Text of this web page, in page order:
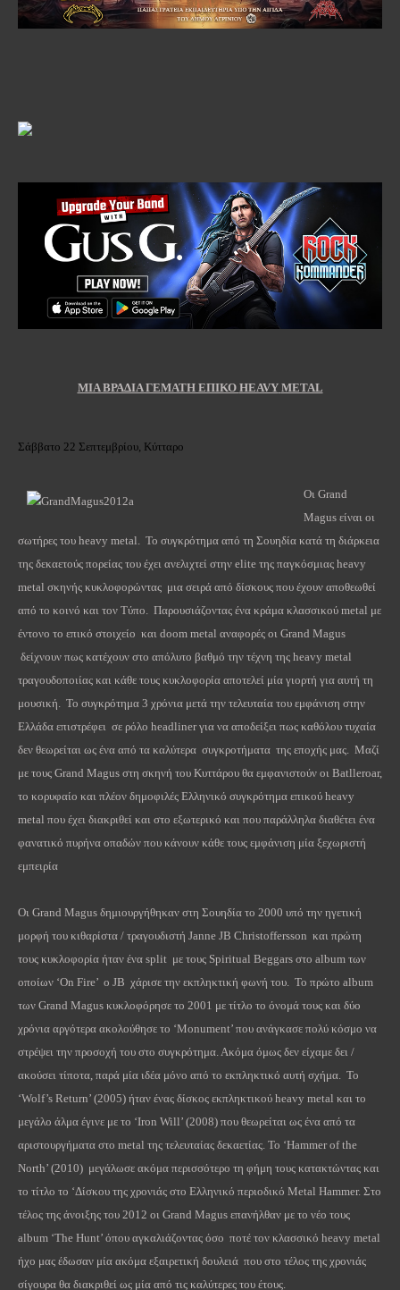
ΜΙΑ ΒΡΑΔΙΑ ΓΕΜΑΤΗ ΕΠΙΚΟ HEAVY METAL
Σάββατο 22 Σεπτεμβρίου, Κύτταρο
Οι Grand
Magus είναι οι
σωτήρες του heavy metal. Το συγκρότημα από τη Σουηδία κατά τη διάρκεια
της δεκαετούς πορείας του έχει ανελιχτεί στην elite της παγκόσμιας heavy
metal σκηνής κυκλοφορώντας μια σειρά από δίσκους που έχουν αποθεωθεί
από το κοινό και τον Τύπο. Παρουσιάζοντας ένα κράμα κλασσικού metal με
έντονο το επικό στοιχείo και doom metal αναφορές οι Grand Magus
δείχνουν πως κατέχουν στο απόλυτο βαθμό την τέχνη της heavy metal
τραγουδοποιίας και κάθε τους κυκλοφορία αποτελεί μία γιορτή για αυτή τη
μουσική. Το συγκρότημα 3 χρόνια μετά την τελευταία του εμφάνιση στην
Ελλάδα επιστρέφει σε ρόλο headliner για να αποδείξει πως καθόλου τυχαία
δεν θεωρείται ως ένα από τα καλύτερα συγκροτήματα της εποχής μας. Μαζί
με τους Grand Magus στη σκηνή του Κυττάρου θα εμφανιστούν οι Batlleroar,
το κορυφαίο και πλέον δημοφιλές Ελληνικό συγκρότημα επικού heavy
metal που έχει διακριθεί και στο εξωτερικό και που παράλληλα διαθέτει ένα
φανατικό πυρήνα οπαδών που κάνουν κάθε τους εμφάνιση μία ξεχωριστή
εμπειρία
Οι Grand Magus δημιουργήθηκαν στη Σουηδία το 2000 υπό την ηγετική
μορφή του κιθαρίστα / τραγουδιστή Janne JB Christoffersson και πρώτη
τους κυκλοφορία ήταν ένα split με τους Spiritual Beggars στο album των
οποίων ‘On Fire’ ο JB χάρισε την εκπληκτική φωνή του. To πρώτο album
των Grand Magus κυκλοφόρησε το 2001 με τίτλο το όνομά τους και δύο
χρόνια αργότερα ακολούθησε το ‘Monument’ που ανάγκασε πολύ κόσμο να
στρέψει την προσοχή του στο συγκρότημα. Ακόμα όμως δεν είχαμε δει /
ακούσει τίποτα, παρά μία ιδέα μόνο από το εκπληκτικό αυτή σχήμα. Το
‘Wolf’s Return’ (2005) ήταν ένας δίσκος εκπληκτικού heavy metal και το
μεγάλο άλμα έγινε με το ‘Iron Will’ (2008) που θεωρείται ως ένα από τα
αριστουργήματα στο metal της τελευταίας δεκαετίας. Το ‘Hammer of the
North’ (2010) μεγάλωσε ακόμα περισσότερο τη φήμη τους κατακτώντας και
το τίτλο το ‘Δίσκου της χρονιάς στο Ελληνικό περιοδικό Metal Hammer. Στο
τέλος της άνοιξης του 2012 οι Grand Magus επανήλθαν με το νέο τους
album ‘The Hunt’ όπου αγκαλιάζοντας όσο ποτέ τον κλασσικό heavy metal
ήχο μας έδωσαν μία ακόμα εξαιρετική δουλειά που στο τέλος της χρονιάς
σίγουρα θα διακριθεί ως μία από τις καλύτερες του έτους.